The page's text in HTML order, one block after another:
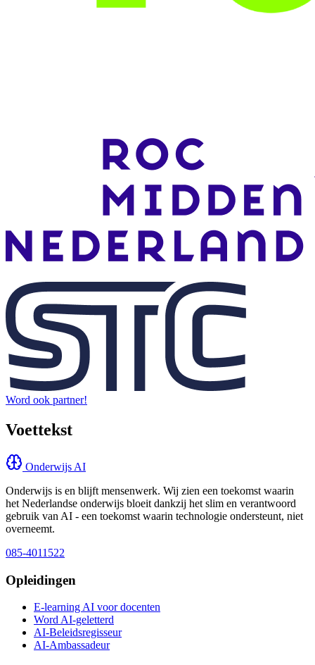
Word ook partner!
Voettekst
Onderwijs AI
Onderwijs is en blijft mensenwerk. Wij zien een toekomst waarin
het Nederlandse onderwijs bloeit dankzij het slim en verantwoord
gebruik van AI - een toekomst waarin technologie ondersteunt, niet
overneemt.
085-4011522
Opleidingen
E-learning AI voor docenten
Word AI-geletterd
AI-Beleidsregisseur
AI-Ambassadeur